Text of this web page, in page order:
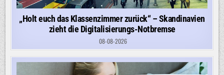
„Holt euch das Klassenzimmer zurück“ – Skandinavien
zieht die Digitalisierungs-Notbremse
08-08-2026